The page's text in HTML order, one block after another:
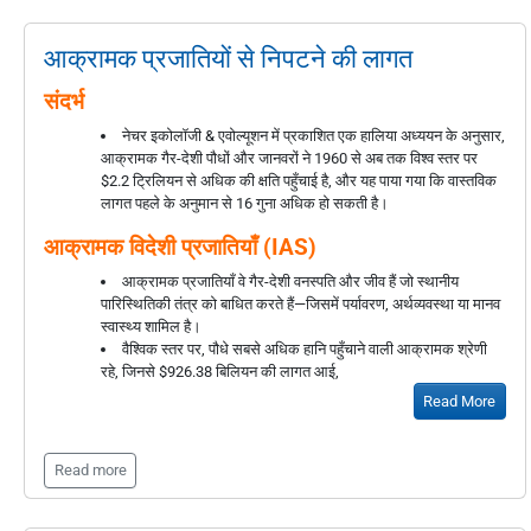
आक्रामक प्रजातियों से निपटने की लागत
संदर्भ
नेचर इकोलॉजी & एवोल्यूशन में प्रकाशित एक हालिया अध्ययन के अनुसार,
आक्रामक गैर-देशी पौधों और जानवरों ने 1960 से अब तक विश्व स्तर पर
$2.2 ट्रिलियन से अधिक की क्षति पहुँचाई है, और यह पाया गया कि वास्तविक
लागत पहले के अनुमान से 16 गुना अधिक हो सकती है।
आक्रामक विदेशी प्रजातियाँ (IAS)
आक्रामक प्रजातियाँ वे गैर-देशी वनस्पति और जीव हैं जो स्थानीय
पारिस्थितिकी तंत्र को बाधित करते हैं—जिसमें पर्यावरण, अर्थव्यवस्था या मानव
स्वास्थ्य शामिल है।
वैश्विक स्तर पर, पौधे सबसे अधिक हानि पहुँचाने वाली आक्रामक श्रेणी
रहे, जिनसे $926.38 बिलियन की लागत आई,
Read More
Read more